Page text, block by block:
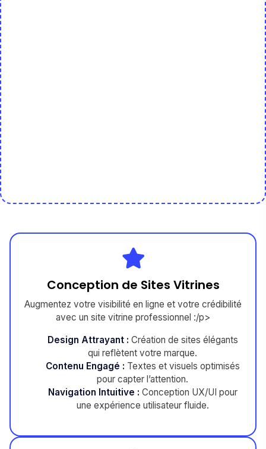
Conception de Sites Vitrines
Augmentez votre visibilité en ligne et votre crédibilité
avec un site vitrine professionnel :/p>
Design Attrayant : Création de sites élégants
qui reflètent votre marque.
Contenu Engagé : Textes et visuels optimisés
pour capter l’attention.
Navigation Intuitive : Conception UX/UI pour
une expérience utilisateur fluide.